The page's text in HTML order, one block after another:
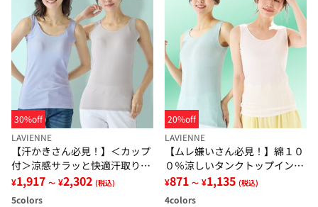
30%off
LAVIENNE
【汗かきさん必見！】＜カップ
付＞涼感サラッと快適汗取りタ
ンクトップインナー＜さらりラ
ボ＞
¥1,917 ～ ¥2,302 (税込)
5colors
20%off
LAVIENNE
【ムレ嫌いさん必見！】綿１０
０％涼しいタンクトップインナ
ー＜さらりラボ＞
¥871 ～ ¥1,135 (税込)
4colors